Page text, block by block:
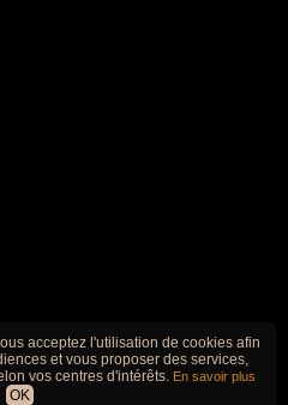
acceptez l'utilisation de cookies afin
et vous proposer des services,
vos centres d'intérêts. En savoir plus
OK